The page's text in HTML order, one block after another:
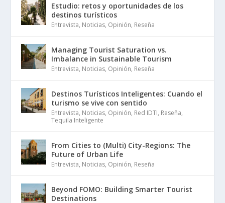
Estudio: retos y oportunidades de los
destinos turísticos
Entrevista, Noticias, Opinión, Reseña
Managing Tourist Saturation vs.
Imbalance in Sustainable Tourism
Entrevista, Noticias, Opinión, Reseña
Destinos Turísticos Inteligentes: Cuando el
turismo se vive con sentido
Entrevista, Noticias, Opinión, Red IDTI, Reseña,
Tequila Inteligente
From Cities to (Multi) City-Regions: The
Future of Urban Life
Entrevista, Noticias, Opinión, Reseña
Beyond FOMO: Building Smarter Tourist
Destinations